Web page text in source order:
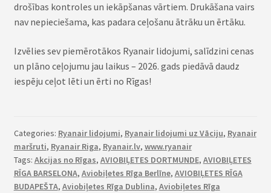
drošības kontroles un iekāpšanas vārtiem. Drukāšana vairs
nav nepieciešama, kas padara ceļošanu ātrāku un ērtāku.
Izvēlies sev piemērotākos Ryanair lidojumi, salīdzini cenas
un plāno ceļojumu jau laikus – 2026. gads piedāvā daudz
iespēju ceļot lēti un ērti no Rīgas!
Categories: Ryanair lidojumi, Ryanair lidojumi uz Vāciju, Ryanair
maršruti, Ryanair Riga, Ryanair.lv, www.ryanair
Tags: Akcijas no Rīgas, AVIOBIĻETES DORTMUNDE, AVIOBIĻETES
RĪGA BARSELONA, Aviobiļetes Rīga Berlīne, AVIOBIĻETES RĪGA
BUDAPEŠTA, Aviobiļetes Rīga Dublina, Aviobiļetes Rīga